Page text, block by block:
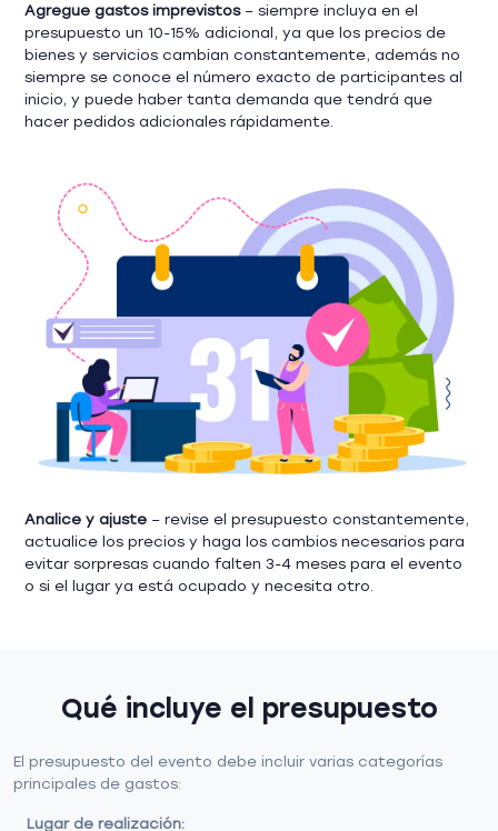
Agregue gastos imprevistos– siempre incluya en el
presupuesto un 10-15% adicional, ya que los precios de
bienes y servicios cambian constantemente, además no
siempre se conoce el número exacto de participantes al
inicio, y puede haber tanta demanda que tendrá que
hacer pedidos adicionales rápidamente.
Analice y ajuste – revise el presupuesto constantemente,
actualice los precios y haga los cambios necesarios para
evitar sorpresas cuando falten 3-4 meses para el evento
o si el lugar ya está ocupado y necesita otro.
Qué incluye el presupuesto
El presupuesto del evento debe incluir varias categorías
principales de gastos:
Lugar de realización: